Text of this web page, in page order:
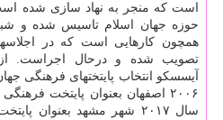
است كه منجر به نهاد سازی شده
حوزه جهان اسلام تاسیس شده و
همچون كارهایی است كه در
تصویب شده و درحال اجراست. از
آیسسكو انتخاب پایتختهای فرهنگی
۲۰۰۶ اصفهان بعنوان پایتخت
سال ۲۰۱۷ شهر مشهد بعنوان